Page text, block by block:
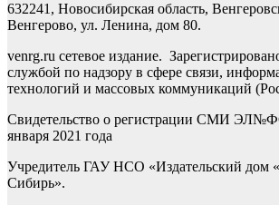
632241, Новосибирская область,
Венгерово, ул. Ленина, дом 80.
venrg.ru сетевое издание.
службой по надзору в сфере связи,
технологий и массовых коммуникаций
Свидетельство о регистрации СМИ
января 2021 года
Учредитель ГАУ НСО «Издательский дом
Сибирь».